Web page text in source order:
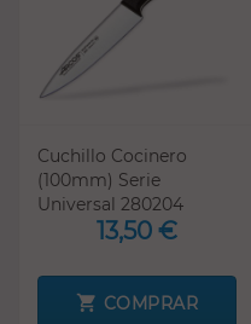
Cuchillo Cocinero
(100mm) Serie
Universal 280204
13,50 €
COMPRAR